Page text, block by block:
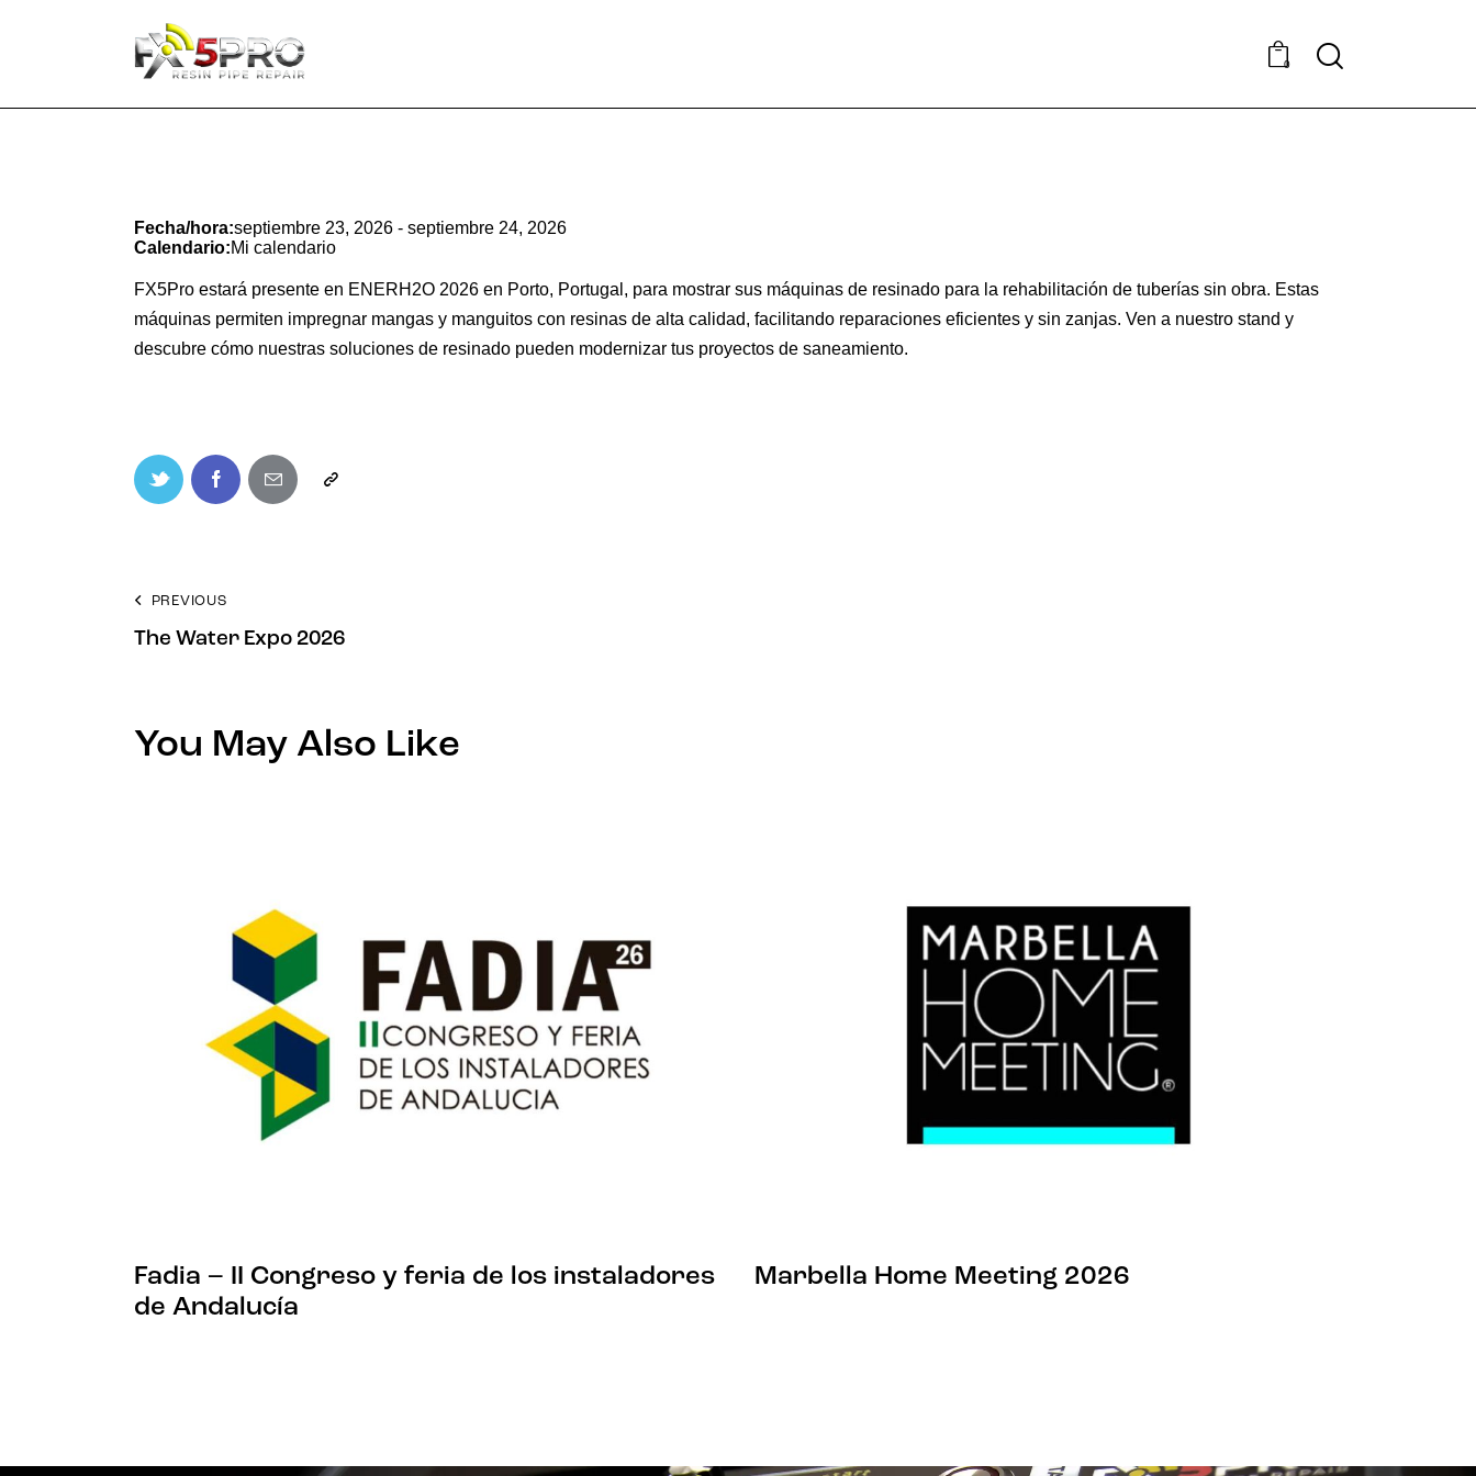
0
Fecha/hora:septiembre 23, 2026 - septiembre 24, 2026
Calendario:Mi calendario
FX5Pro estará presente en ENERH2O 2026 en Porto, Portugal, para mostrar sus máquinas de resinado para la rehabilitación de tuberías sin obra. Estas
máquinas permiten impregnar mangas y manguitos con resinas de alta calidad, facilitando reparaciones eficientes y sin zanjas. Ven a nuestro stand y
descubre cómo nuestras soluciones de resinado pueden modernizar tus proyectos de saneamiento.
PREVIOUS
The Water Expo 2026
You May Also Like
Fadia – II Congreso y feria de los instaladores
de Andalucía
Marbella Home Meeting 2026